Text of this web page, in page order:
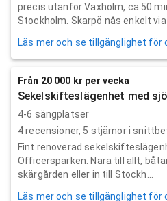
precis utanför Vaxholm, ca 50
Stockholm. Skarpö nås enkelt via
Läs mer och se tillgänglighet för
Från 20 000 kr per vecka
Sekelskifteslägenhet med
4-6 sängplatser
4recensioner, 5 stjärnor i
Fint renoverad
Officersparken. Nära till allt,
skärgården eller in till Stockh...
Läs mer och se tillgänglighet för